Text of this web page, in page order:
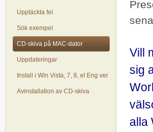
Upptäckta fel
Sök exempel
CD-skiva på MAC-dator
Uppdateringar
Install i Win Vista, 7, 8, el Eng ver
Avinstallation av CD-skiva
Vill
sig
alla